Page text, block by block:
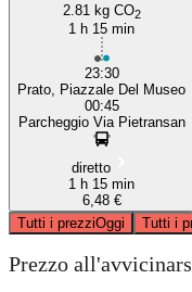
2.81 kg CO2
1 h 15 min
23:30
Prato, Piazzale Del Museo
00:45
Parcheggio Via Pietransan
diretto
1 h 15 min
6,48 €
Tutti i prezziOggi Tutti i
Prezzo